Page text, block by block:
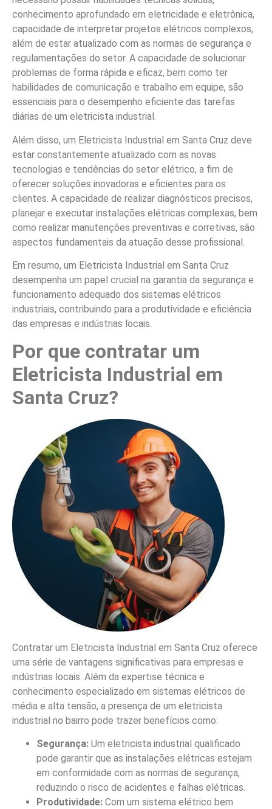
conhecimento aprofundado em eletricidade e eletrônica,
capacidade de interpretar projetos elétricos complexos,
além de estar atualizado com as normas de segurança e
regulamentações do setor. A capacidade de solucionar
problemas de forma rápida e eficaz, bem como ter
habilidades de comunicação e trabalho em equipe, são
essenciais para o desempenho eficiente das tarefas
diárias de um eletricista industrial.
Além disso, um Eletricista Industrial em Santa Cruz deve
estar constantemente atualizado com as novas
tecnologias e tendências do setor elétrico, a fim de
oferecer soluções inovadoras e eficientes para os
clientes. A capacidade de realizar diagnósticos precisos,
planejar e executar instalações elétricas complexas, bem
como realizar manutenções preventivas e corretivas, são
aspectos fundamentais da atuação desse profissional.
Em resumo, um Eletricista Industrial em Santa Cruz
desempenha um papel crucial na garantia da segurança e
funcionamento adequado dos sistemas elétricos
industriais, contribuindo para a produtividade e eficiência
das empresas e indústrias locais.
Por que contratar um
Eletricista Industrial em
Santa Cruz?
Contratar um Eletricista Industrial em Santa Cruz oferece
uma série de vantagens significativas para empresas e
indústrias locais. Além da expertise técnica e
conhecimento especializado em sistemas elétricos de
média e alta tensão, a presença de um eletricista
industrial no bairro pode trazer benefícios como:
Segurança: Um eletricista industrial qualificado
pode garantir que as instalações elétricas estejam
em conformidade com as normas de segurança,
reduzindo o risco de acidentes e falhas elétricas.
Produtividade: Com um sistema elétrico bem